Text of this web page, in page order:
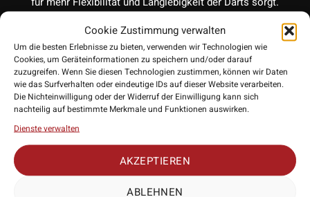
Cookie Zustimmung verwalten
Um die besten Erlebnisse zu bieten, verwenden wir Technologien wie
Cookies, um Geräteinformationen zu speichern und/oder darauf
zuzugreifen. Wenn Sie diesen Technologien zustimmen, können wir Daten
wie das Surfverhalten oder eindeutige IDs auf dieser Website verarbeiten.
Die Nichteinwilligung oder der Widerruf der Einwilligung kann sich
nachteilig auf bestimmte Merkmale und Funktionen auswirken.
Dienste verwalten
AKZEPTIEREN
ABLEHNEN
Target WechselSystem für einfaches
Austauschen der Spitzen
DasSchraubsystemvon Target ermöglicht es Dartspielern,
die Diamond Pro Swiss Point Spitzen innerhalb von
einen sicheren Halt der Spitzen, die dennoch problemlos
ausgetauscht werden können. Egal, ob du eine kürzere oder
jederzeit die Freiheit, dein Spiel nach deinen Wünschen